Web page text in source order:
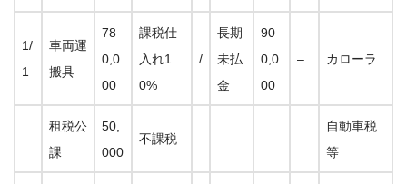
1/
1
車両運
搬具
78
0,0
00
課税仕
入れ1
0%
/
長期
未払
金
90
0,0
00
– カローラ
租税公
課
50,
000
不課税
自動車税
等